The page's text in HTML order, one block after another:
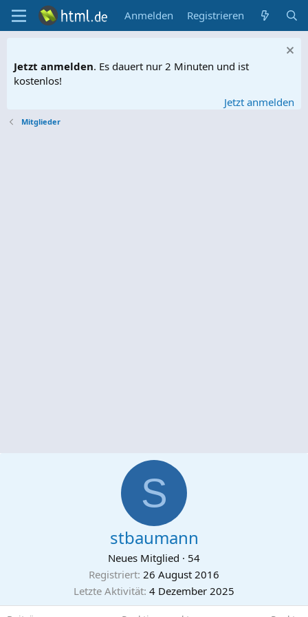
Anmelden Registrieren
Jetzt anmelden. Es dauert nur 2 Minuten und ist
kostenlos!
Jetzt anmelden
Mitglieder
S
stbaumann
Neues Mitglied · 54
Registriert 26 August 2016
Letzte Aktivität 4 Dezember 2025